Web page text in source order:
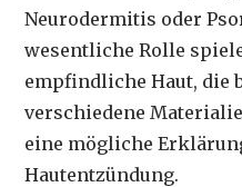
Neurodermitis oder
wesentliche Rolle
empfindliche Haut, die
verschiedene
eine mögliche
Hautentzündung.